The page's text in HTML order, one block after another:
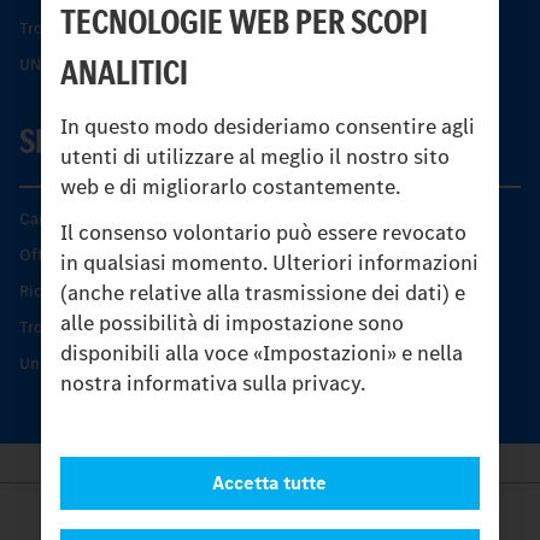
TECNOLOGIE WEB PER SCOPI
ANALITICI
In questo modo desideriamo consentire agli
utenti di utilizzare al meglio il nostro sito
web e di migliorarlo costantemente.
Il consenso volontario può essere revocato
in qualsiasi momento. Ulteriori informazioni
(anche relative alla trasmissione dei dati) e
alle possibilità di impostazione sono
disponibili alla voce «Impostazioni» e nella
nostra informativa sulla privacy.
Accetta tutte
Trovare un partner
UNI-TOUCH®
SERVIZIO
Caratteristiche di prodotto
Offerta di servizio Unimog
Ricambi originali
Trovare un partner
Unimog Service Days
Provider